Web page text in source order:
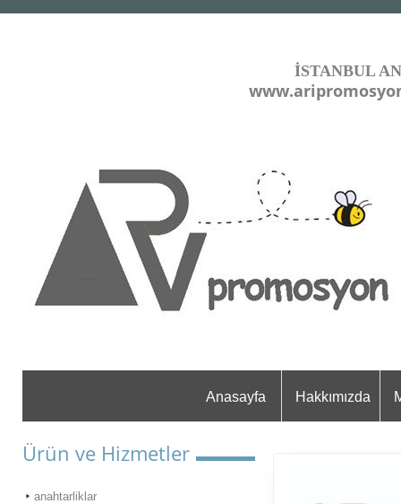
İSTANBUL
Anasayfa Hakkımızda
Ürün ve Hizmetler
anahtarliklar